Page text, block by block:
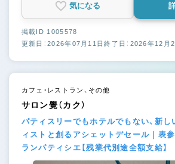
気になる
掲載ID 1005578
更新日：2026年07月11日終了日：2026年12月
カフェ・レストラン、その他
サロン覺（カク）
パティスリーでもホテルでもない、新し
ィストと創るアシェットデセール｜表
ランパティシエ【残業代別途全額支給】